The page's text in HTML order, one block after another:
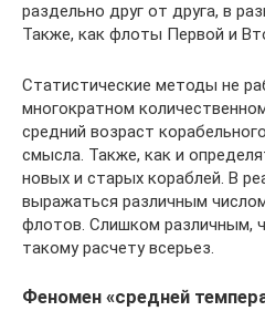
раздельно друг от друга, в
Также, как флоты Первой и
Статистические методы не
многократном
средний возраст
смысла. Также, как и
новых и старых кораблей. В
выражаться различным
флотов. Слишком различным,
такому расчету всерьез.
Феномен «средней